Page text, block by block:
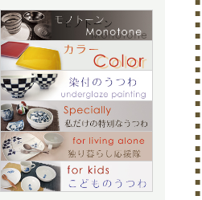
■
■
■
■
■
■
■
■
■
■
■
■
■
■
■
■
■
■